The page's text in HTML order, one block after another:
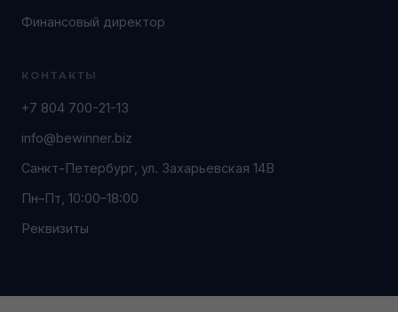
Финансовый директор
КОНТАКТЫ
+7 804 700-21-13
info@bewinner.biz
Санкт-Петербург, ул. Захарьевская 14В
Пн–Пт, 10:00–18:00
Реквизиты